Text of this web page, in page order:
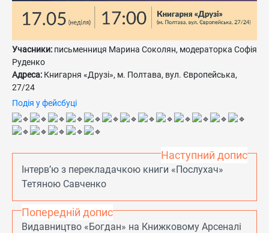
Учасники: письменниця Марина Соколян, модераторка Софія
Руденко
Адреса: Книгарня «Друзі», м. Полтава, вул. Європейська,
27/24
Подія у фейсбуці
Наступний допис
Інтерв’ю з перекладачкою книги «Послухач»
Тетяною Савченко
Попередній допис
Видавництво «Богдан» на Книжковому Арсеналі